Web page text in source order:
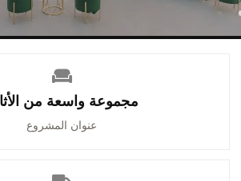
مجموعة واسعة من
عنوان المشروع